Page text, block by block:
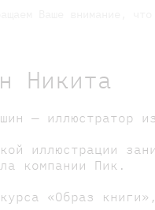
Никита
— иллюстратор
иллюстрации
компании Пик.
«Образ